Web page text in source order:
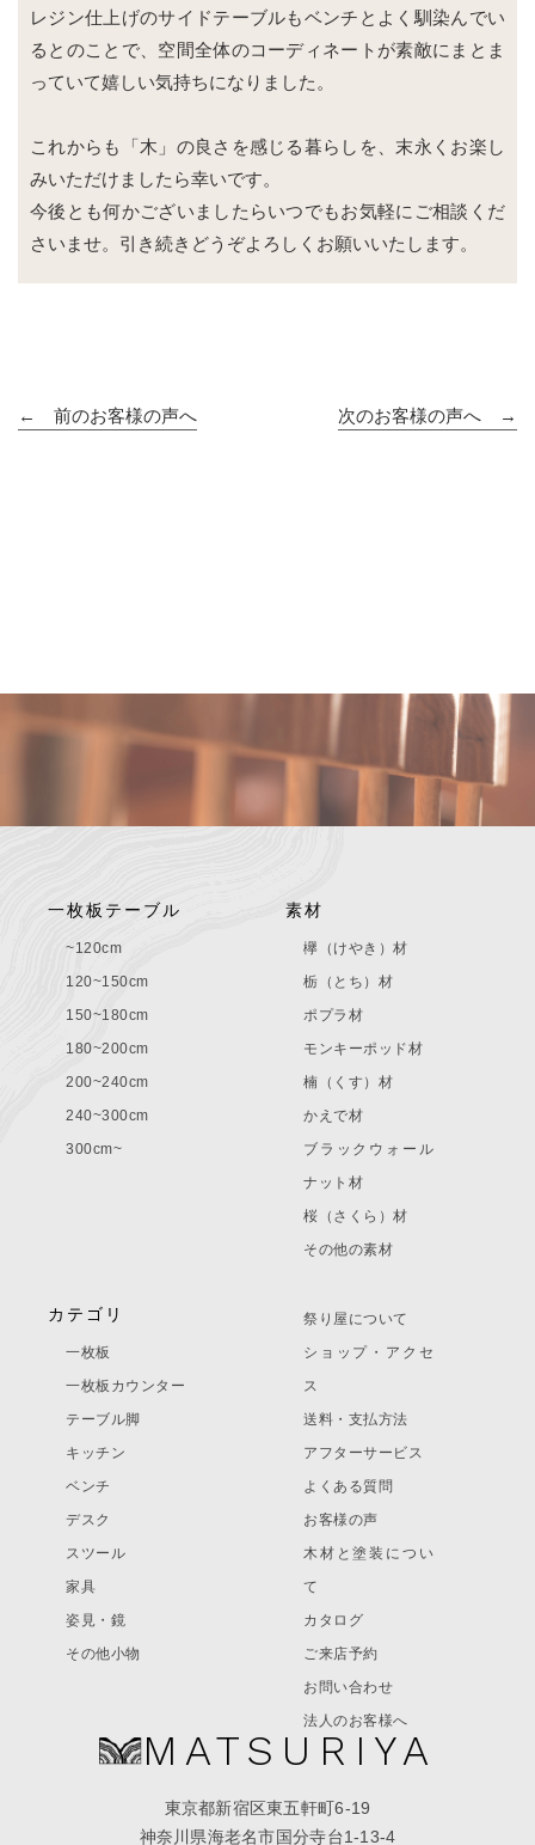
レジン仕上げのサイドテーブルもベンチとよく馴染んでい
るとのことで、空間全体のコーディネートが素敵にまとま
っていて嬉しい気持ちになりました。
これからも「木」の良さを感じる暮らしを、末永くお楽し
みいただけましたら幸いです。
今後とも何かございましたらいつでもお気軽にご相談くだ
さいませ。引き続きどうぞよろしくお願いいたします。
← 前のお客様の声へ 次のお客様の声へ →
MATSURIYA
東京都新宿区東五軒町6-19
神奈川県海老名市国分寺台1-13-4
一枚板テーブル
~120cm
120~150cm
150~180cm
180~200cm
200~240cm
240~300cm
300cm~
素材
欅（けやき）材
栃（とち）材
ポプラ材
モンキーポッド材
楠（くす）材
かえで材
ブラックウォール
ナット材
桜（さくら）材
その他の素材
カテゴリ
一枚板
一枚板カウンター
テーブル脚
キッチン
ベンチ
デスク
スツール
家具
姿見・鏡
その他小物
祭り屋について
ショップ・アクセ
ス
送料・支払方法
アフターサービス
よくある質問
お客様の声
木材と塗装につい
て
カタログ
ご来店予約
お問い合わせ
法人のお客様へ